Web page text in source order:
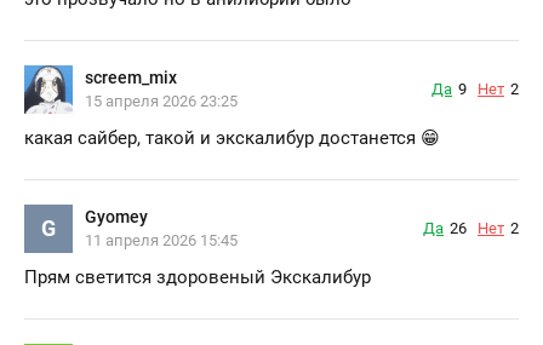
screem_mix
15 апреля 2026 23:25
Да 9 Нет 2
какая сайбер, такой и экскалибур достанется 😁
G Gyomey
11 апреля 2026 15:45
Да 26 Нет 2
Прям светится здоровеный Экскалибур